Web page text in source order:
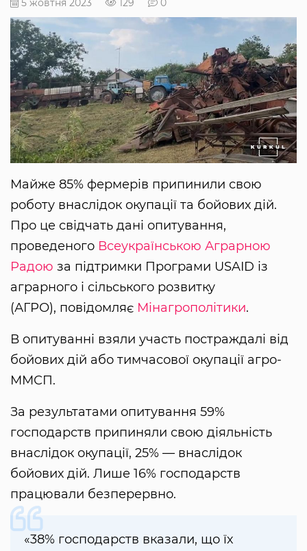
5 жовтня 2023 129 0
Майже 85% фермерів припинили свою
роботу внаслідок окупації та бойових дій.
Про це свідчать дані опитування,
проведеного Всеукраїнською Аграрною
Радою за підтримки Програми USAID із
аграрного і сільського розвитку
(АГРО), повідомляє Мінагрополітики.
В опитуванні взяли участь постраждалі від
бойових дій або тимчасової окупації агро-
ММСП.
За результатами опитування 59%
господарств припиняли свою діяльність
внаслідок окупації, 25% — внаслідок
бойових дій. Лише 16% господарств
працювали безперервно.
«38% господарств вказали, що їх